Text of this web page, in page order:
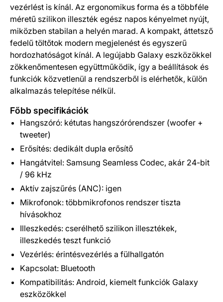
vezérlést is kínál. Az ergonomikus forma és a többféle
méretű szilikon illeszték egész napos kényelmet nyújt,
miközben stabilan a helyén marad. A kompakt, áttetsző
fedelű töltőtok modern megjelenést és egyszerű
hordozhatóságot kínál. A legújabb Galaxy eszközökkel
zökkenőmentesen együttműködik, így a beállítások és
funkciók közvetlenül a rendszerből is elérhetők, külön
alkalmazás telepítése nélkül.
Főbb specifikációk
Hangszóró: kétutas hangszórórendszer (woofer +
tweeter)
Erősítés: dedikált dupla erősítő
Hangátvitel: Samsung Seamless Codec, akár 24-bit
/ 96 kHz
Aktív zajszűrés (ANC): igen
Mikrofonok: többmikrofonos rendszer tiszta
hívásokhoz
Illeszkedés: cserélhető szilikon illesztékek,
illeszkedés teszt funkció
Vezérlés: érintésvezérlés a fülhallgatón
Kapcsolat: Bluetooth
Kompatibilitás: Android, kiemelt funkciók Galaxy
eszközökkel